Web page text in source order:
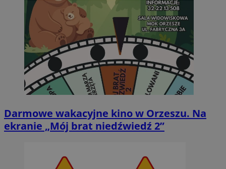
Darmowe wakacyjne kino w Orzeszu. Na
ekranie „Mój brat niedźwiedź 2”